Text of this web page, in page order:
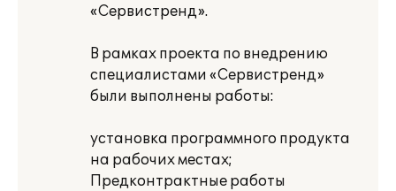
«Сервистренд».
В рамках проекта по внедрению
специалистами «Сервистренд»
были выполнены работы:
установка программного продукта
на рабочих местах;
Предконтрактные работы